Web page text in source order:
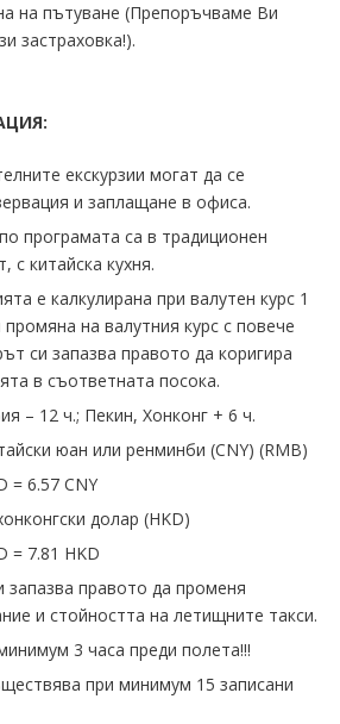
на пътуване (Препоръчваме Ви
застраховка!).
екскурзии могат да се
и заплащане в офиса.
програмата са в традиционен
с китайска кухня.
е калкулирана при валутен курс 1
на валутния курс с повече
си запазва правото да коригира
в съответната посока.
– 12 ч.; Пекин, Хонконг + 6 ч.
юан или ренминби (CNY) (RMB)
= 6.57 CNY
долар (HKD)
= 7.81 HKD
запазва правото да променя
и стойността на летищните такси.
3 часа преди полета!!!
при минимум 15 записани